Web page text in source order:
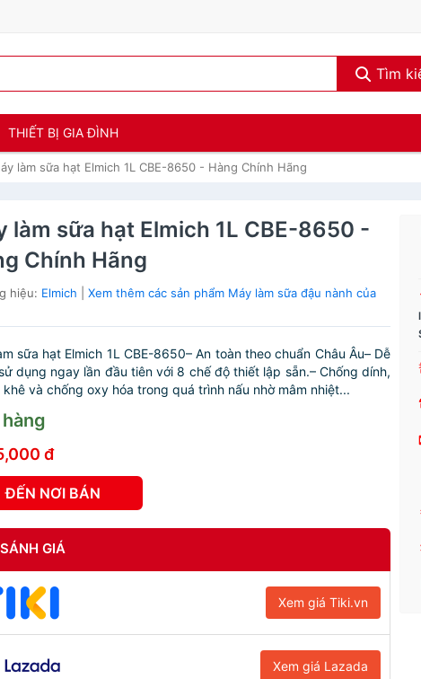
Tìm
THIẾT BỊ GIA ĐÌNH
làm sữa hạt Elmich 1L CBE-8650 - Hàng Chính Hãng
làm sữa hạt Elmich 1L CBE-8650 -
Chính Hãng
hiệu: Elmich |Xem thêm các sản phẩm Máy làm sữa đậu nành của
sữa hạt Elmich 1L CBE-8650– An toàn theo chuẩn Châu Âu– Dễ
dụng ngay lần đầu tiên với 8 chế độ thiết lập sẵn.– Chống dính,
khê và chống oxy hóa trong quá trình nấu nhờ mâm nhiệt...
đ
ĐẾN NƠI BÁN
GIÁ
Xem giá Tiki.vn
Xem giá Lazada